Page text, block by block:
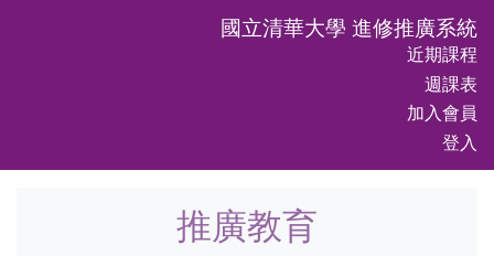
國立清華大學 進修推廣系統
近期課程
週課表
加入會員
登入
推廣教育